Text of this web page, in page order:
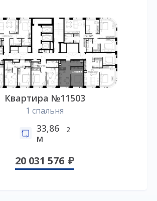
Квартира №11503
1 спальня
33,86
м
2
20 031 576